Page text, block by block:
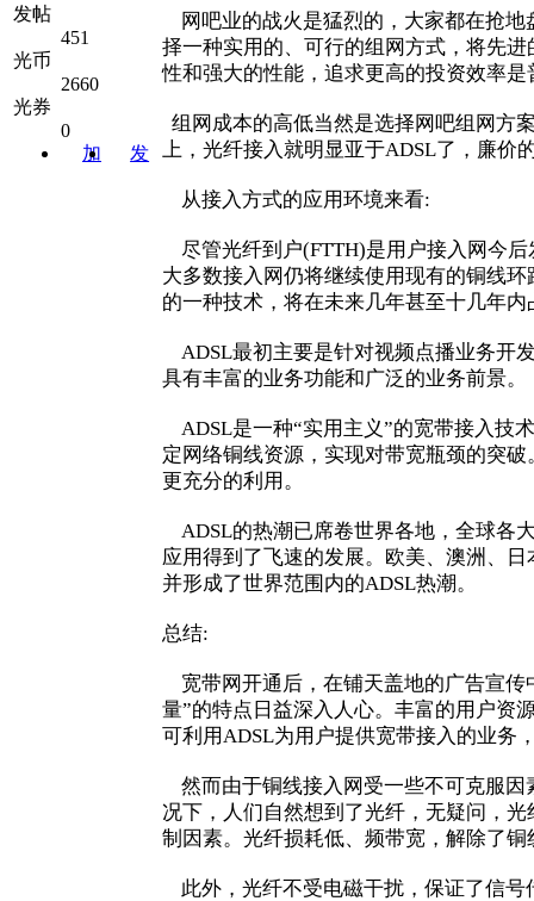
发帖
451
光币
2660
光券
0
加
发
网吧业的战火是猛烈的，大家都在抢地
择一种实用的、可行的组网方式，将先
性和强大的性能，追求更高的投资效率
组网成本的高低当然是选择网吧组网方
上，光纤接入就明显亚于ADSL了，廉
从接入方式的应用环境来看:
尽管光纤到户(FTTH)是用户接入网今
大多数接入网仍将继续使用现有的铜线
的一种技术，将在未来几年甚至十几年
ADSL最初主要是针对视频点播业务开
具有丰富的业务功能和广泛的业务前景
ADSL是一种“实用主义”的宽带接入技
定网络铜线资源，实现对带宽瓶颈的突
更充分的利用。
ADSL的热潮已席卷世界各地，全球各
应用得到了飞速的发展。欧美、澳洲、
并形成了世界范围内的ADSL热潮。
总结:
宽带网开通后，在铺天盖地的广告宣传
量”的特点日益深入人心。丰富的用户资
可利用ADSL为用户提供宽带接入的业
然而由于铜线接入网受一些不可克服因
况下，人们自然想到了光纤，无疑问，
制因素。光纤损耗低、频带宽，解除了
此外，光纤不受电磁干扰，保证了信号